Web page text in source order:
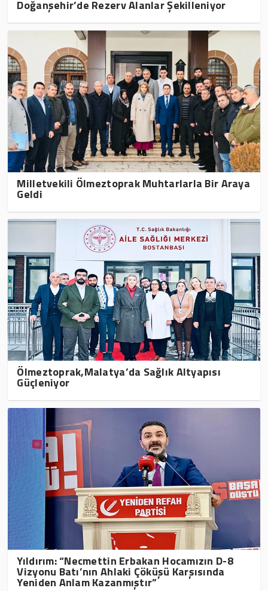
Doğanşehir’de Rezerv Alanlar Şekilleniyor
Milletvekili Ölmeztoprak Muhtarlarla Bir Araya
Geldi
Ölmeztoprak,Malatya’da Sağlık Altyapısı
Güçleniyor
Yıldırım: “Necmettin Erbakan Hocamızın D-8
Vizyonu Batı’nın Ahlaki Çöküşü Karşısında
Yeniden Anlam Kazanmıştır”